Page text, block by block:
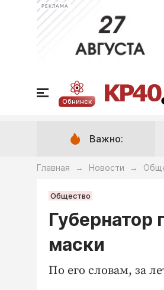
РЕКЛАМА
Обнинск
Важно:
Главная → Новости →
Общество
Губернатор
маски
По его словам, за